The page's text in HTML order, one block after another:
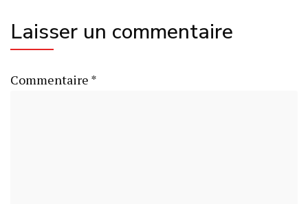
Laisser un commentaire
Commentaire *